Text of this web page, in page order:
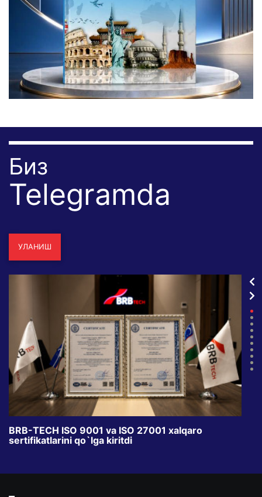
Биз
Telegramda
УЛАНИШ
BRB-TECH ISO 9001 va ISO 27001 xalqaro
sertifikatlarini qo`lga kiritdi